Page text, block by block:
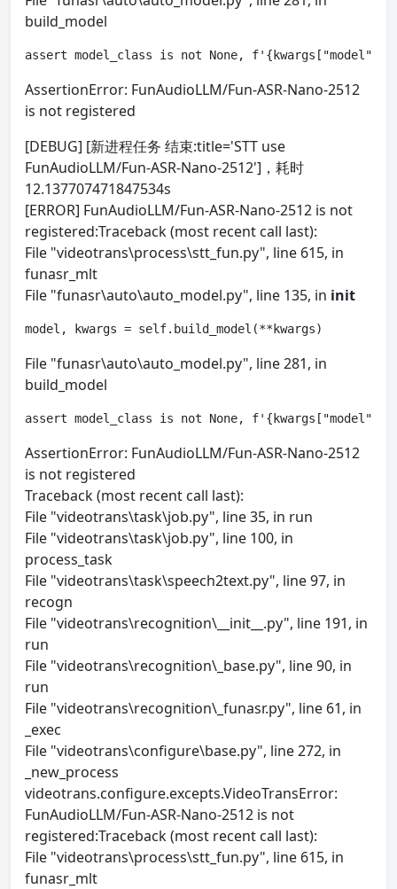
build_model
assert model_class is not None,
AssertionError: FunAudioLLM/Fun-ASR-Nano-2512
is not registered
[DEBUG] [新进程任务 结束:title='STT use
FunAudioLLM/Fun-ASR-Nano-2512']，耗时
12.137707471847534s
[ERROR] FunAudioLLM/Fun-ASR-Nano-2512 is not
registered:Traceback (most recent call last):
File "videotrans\process\stt_fun.py", line 615, in
funasr_mlt
File "funasr\auto\auto_model.py", line 135, in init
model, kwargs = self.build_model(**kwargs)
File "funasr\auto\auto_model.py", line 281, in
build_model
assert model_class is not None,
AssertionError: FunAudioLLM/Fun-ASR-Nano-2512
is not registered
Traceback (most recent call last):
File "videotrans\task\job.py", line 35, in run
File "videotrans\task\job.py", line 100, in
process_task
File "videotrans\task\speech2text.py", line 97, in
recogn
File "videotrans\recognition\__init__.py", line 191, in
run
File "videotrans\recognition\_base.py", line 90, in
run
File "videotrans\recognition\_funasr.py", line 61, in
_exec
File "videotrans\configure\base.py", line 272, in
_new_process
videotrans.configure.excepts.VideoTransError:
FunAudioLLM/Fun-ASR-Nano-2512 is not
registered:Traceback (most recent call last):
File "videotrans\process\stt_fun.py", line 615, in
funasr_mlt